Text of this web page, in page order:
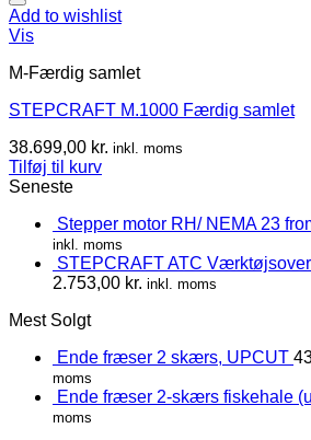
Add to wishlist
Vis
M-Færdig samlet
STEPCRAFT M.1000 Færdig samlet
38.699,00 kr. inkl. moms
Tilføj til kurv
Seneste
Stepper motor RH/ NEMA 23
inkl. moms
STEPCRAFT ATC
2.753,00 kr. inkl. moms
Mest Solgt
Ende fræser 2 skærs, UPCUT
moms
Ende fræser 2-skærs fiskehale
moms